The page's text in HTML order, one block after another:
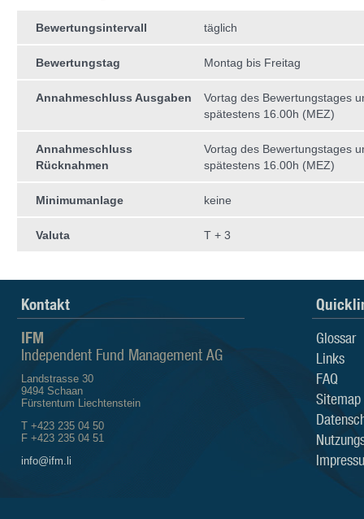
Bewertungsintervall täglich
Bewertungstag Montag bis Freitag
Annahmeschluss Ausgaben
Vortag des Bewertungstages
spätestens 16.00h (MEZ)
Annahmeschluss
Rücknahmen
Vortag des Bewertungstages
spätestens 16.00h (MEZ)
Minimumanlage keine
Valuta T + 3
Kontakt
IFM
Independent Fund Management AG
Landstrasse 30
9494 Schaan
Fürstentum Liechtenstein
T +423 235 04 50
F +423 235 04 51
info@ifm.li
Glossar
Links
FAQ
Sitemap